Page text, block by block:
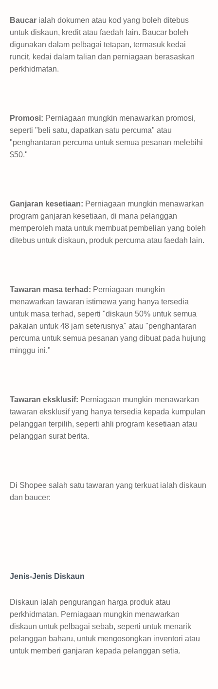
Baucar ialah dokumen atau kod yang boleh ditebus
untuk diskaun, kredit atau faedah lain. Baucar boleh
digunakan dalam pelbagai tetapan, termasuk kedai
runcit, kedai dalam talian dan perniagaan berasaskan
perkhidmatan.
Promosi: Perniagaan mungkin menawarkan promosi,
seperti "beli satu, dapatkan satu percuma" atau
"penghantaran percuma untuk semua pesanan melebihi
$50."
Ganjaran kesetiaan: Perniagaan mungkin menawarkan
program ganjaran kesetiaan, di mana pelanggan
memperoleh mata untuk membuat pembelian yang boleh
ditebus untuk diskaun, produk percuma atau faedah lain.
Tawaran masa terhad: Perniagaan mungkin
menawarkan tawaran istimewa yang hanya tersedia
untuk masa terhad, seperti "diskaun 50% untuk semua
pakaian untuk 48 jam seterusnya" atau "penghantaran
percuma untuk semua pesanan yang dibuat pada hujung
minggu ini."
Tawaran eksklusif: Perniagaan mungkin menawarkan
tawaran eksklusif yang hanya tersedia kepada kumpulan
pelanggan terpilih, seperti ahli program kesetiaan atau
pelanggan surat berita.
Di Shopee salah satu tawaran yang terkuat ialah diskaun
dan baucer:
Jenis-Jenis Diskaun
Diskaun ialah pengurangan harga produk atau
perkhidmatan. Perniagaan mungkin menawarkan
diskaun untuk pelbagai sebab, seperti untuk menarik
pelanggan baharu, untuk mengosongkan inventori atau
untuk memberi ganjaran kepada pelanggan setia.